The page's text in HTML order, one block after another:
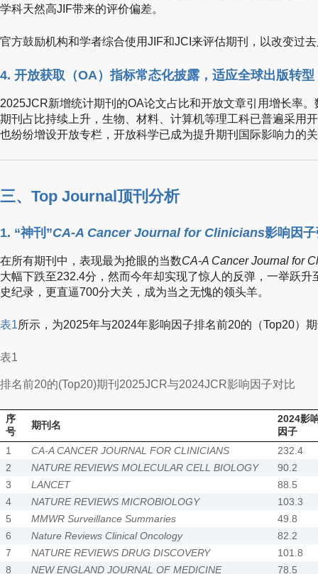
学科天然高JIF带来的评价偏差。
官方鼓励机构和学者综合使用JIF和JCI来评估期刊，以改变过
4. 开放获取（OA）指标常态化披露，适应全球出版转型
2025JCR新增统计期刊的OA论文占比和开放文章引用增长率
期刊占比持续上升，生物、材料、计算机等理工科已普遍采用
也纷纷增设开放专栏，开放科学已成为提升期刊国际影响力的
三、Top Journal顶刊分析
1. “神刊”CA-A Cancer Journal for Clinicians影响因
在所有期刊中，表现最为抢眼的当数CA-A Cancer Journal for
大幅下跌至232.4分，然而今年却实现了惊人的反弹，一举跃
史纪录，更直逼700分大关，成为当之无愧的领头羊。
表1所示，为2025年与2024年影响因子排名前20的（Top20）
表1
排名前20的(Top20)期刊2025JCR与2024JCR影响因子对比
序
号
期刊名
2024影
因子
1
CA-A CANCER JOURNAL FOR CLINICIANS
232.4
2
NATURE REVIEWS MOLECULAR CELL BIOLOGY
90.2
3
LANCET
88.5
4
NATURE REVIEWS MICROBIOLOGY
103.3
5
MMWR Surveillance Summaries
49.8
6
Nature Reviews Clinical Oncology
82.2
7
NATURE REVIEWS DRUG DISCOVERY
101.8
8
NEW ENGLAND JOURNAL OF MEDICINE 78.5